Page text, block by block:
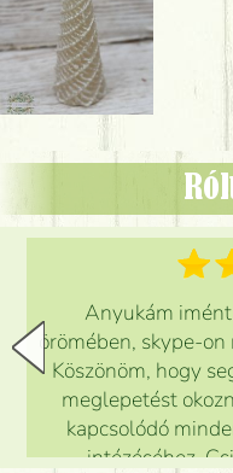
Anyukám
örömében, skype-
Köszönöm, hogy
meglepetést
kapcsolódó
intézéséhez.